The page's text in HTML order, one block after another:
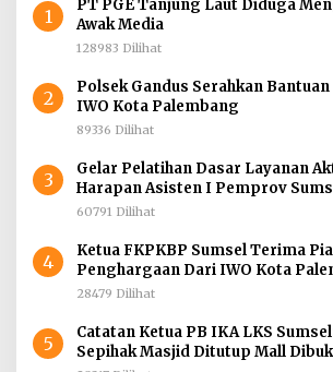
1
PT PGE Tanjung Laut Diduga
Awak Media
128983 Dilihat
2
Polsek Gandus Serahkan
IWO Kota Palembang
89336 Dilihat
3
Gelar Pelatihan Dasar Layanan
Harapan Asisten I Pemprov
60791 Dilihat
4
Ketua FKPKBP Sumsel Terima
Penghargaan Dari IWO Kota
28479 Dilihat
5
Catatan Ketua PB IKA LKS
Sepihak Masjid Ditutup Mall